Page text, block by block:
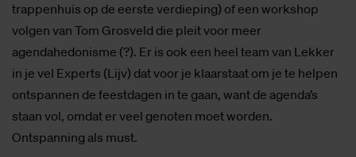
trappenhuis op de eerste verdieping) of een workshop
volgen van Tom Grosveld die pleit voor meer
agendahedonisme (?). Er is ook een heel team van Lekker
in je vel Experts (Lijv) dat voor je klaarstaat om je te helpen
ontspannen de feestdagen in te gaan, want de agenda’s
staan vol, omdat er veel genoten moet worden.
Ontspanning als must.